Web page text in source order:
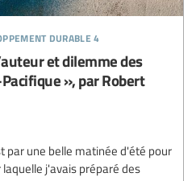
durable 4
et dilemme des
», par Robert
par une belle matinée d'été pour
j'avais préparé des